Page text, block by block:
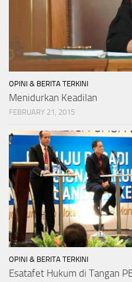
OPINI & BERITA TERKINI
Menidurkan Keadilan
FEBRUARY 21, 2015
OPINI & BERITA TERKINI
Esatafet Hukum di Tangan